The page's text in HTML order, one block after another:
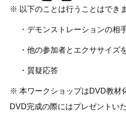
※ 以下のことは行うことはできま
・デモンストレーションの相
・他の参加者とエクササイズ
・質疑応答
※ 本ワークショップはDVD教材
DVD完成の際にはプレゼントい